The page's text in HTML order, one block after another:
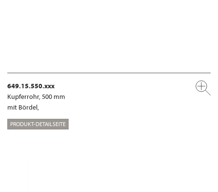
649.15.550.xxx
Kupferrohr, 500 mm
mit Bördel,
PRODUKT-DETAILSEITE